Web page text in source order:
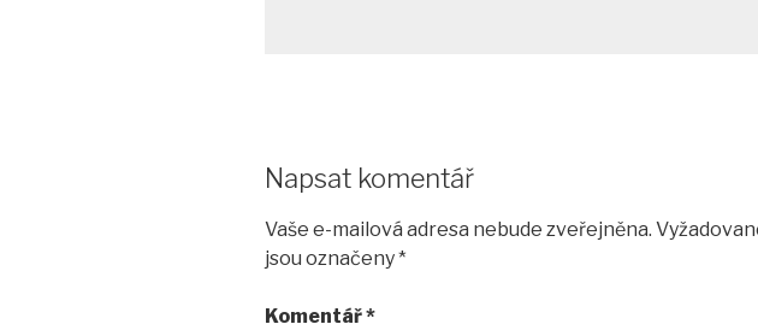
Napsat komentář
Vaše e-mailová adresa nebude zveřejněna.
jsou označeny*
Komentář*